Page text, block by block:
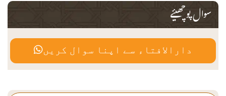
سوال پوچھیئے
دارالافتاء سے اپنا سوال کریں